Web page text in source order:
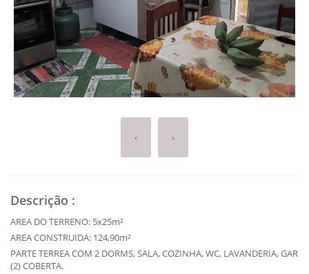
‹ ›
Descrição :
AREA DO TERRENO: 5x25m²
AREA CONSTRUIDA: 124,90m²
PARTE TERREA COM 2 DORMS, SALA, COZINHA, WC, LAVANDERIA, GAR
(2) COBERTA.